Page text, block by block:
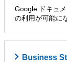
Google ドキュ
の利用が可能に
Business